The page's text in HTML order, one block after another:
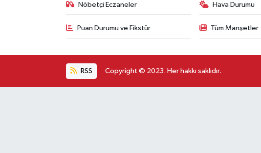
Nöbetçi Eczaneler Hava Durumu
Puan Durumu ve Fikstür Tüm Manşetler
RSS Copyright © 2023. Her hakkı saklıdır.